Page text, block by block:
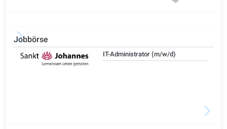
Jobbörse
IT-Administrator (m/w/d)